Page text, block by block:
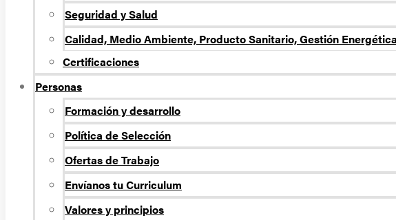
Seguridad y Salud
Calidad, Medio Ambiente, Producto Sanitario, Gestión
Certificaciones
Personas
Formación y desarrollo
Política de Selección
Ofertas de Trabajo
Envíanos tu Curriculum
Valores y principios